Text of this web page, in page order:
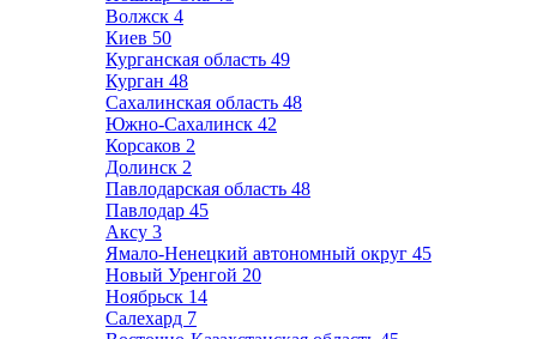
Волжск 4
Киев 50
Курганская область 49
Курган 48
Сахалинская область 48
Южно-Сахалинск 42
Корсаков 2
Долинск 2
Павлодарская область 48
Павлодар 45
Аксу 3
Ямало-Ненецкий автономный округ 45
Новый Уренгой 20
Ноябрьск 14
Салехард 7